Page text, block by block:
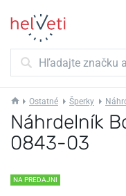
Ostatné Šperky
Náhrdelník
0843-03
NA PREDAJNI